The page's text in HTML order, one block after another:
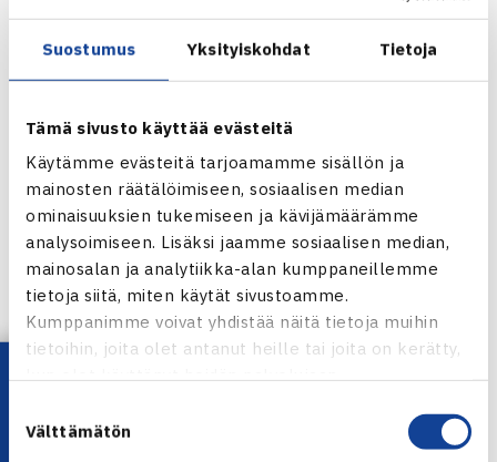
Suostumus Yksityiskohdat Tietoja
Tämä sivusto käyttää evästeitä
Käytämme evästeitä tarjoamamme sisällön ja
mainosten räätälöimiseen, sosiaalisen median
ominaisuuksien tukemiseen ja kävijämäärämme
analysoimiseen. Lisäksi jaamme sosiaalisen median,
mainosalan ja analytiikka-alan kumppaneillemme
tietoja siitä, miten käytät sivustoamme.
Kumppanimme voivat yhdistää näitä tietoja muihin
tietoihin, joita olet antanut heille tai joita on kerätty,
valinta
Välttämätön
← Edellinen
Lataa OmaTennis!